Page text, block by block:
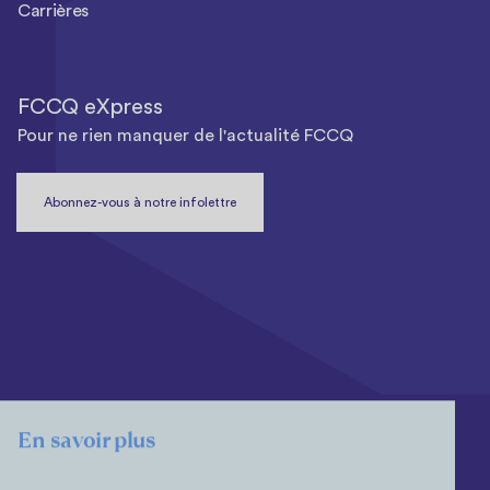
En savoir plus
Carrières
FCCQ eXpress
Pour ne rien manquer de l'actualité FCCQ
Abonnez-vous à notre infolettre